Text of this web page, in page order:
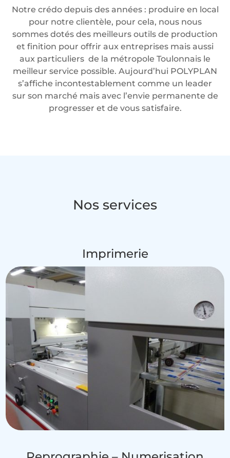
Notre crédo depuis des années : produire en local
pour notre clientèle, pour cela, nous nous
sommes dotés des meilleurs outils de production
et finition pour offrir aux entreprises mais aussi
aux particuliers de la métropole Toulonnais le
meilleur service possible. Aujourd’hui POLYPLAN
s’affiche incontestablement comme un leader
sur son marché mais avec l’envie permanente de
progresser et de vous satisfaire.
Nos services
Imprimerie